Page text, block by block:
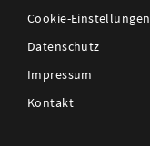
Cookie-Einstellungen
Datenschutz
Impressum
Kontakt